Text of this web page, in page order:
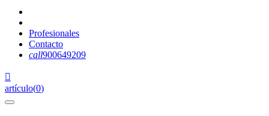
Profesionales
Contacto
call900649209

artículo(0)